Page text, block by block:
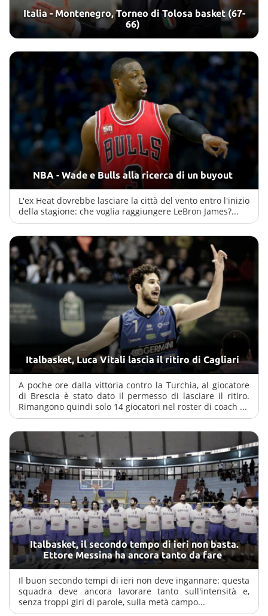
Italia - Montenegro, Torneo di Tolosa basket (67-
66)
NBA - Wade e Bulls alla ricerca di un buyout
L'ex Heat dovrebbe lasciare la città del vento entro l'inizio
della stagione: che voglia raggiungere LeBron James?...
Italbasket, Luca Vitali lascia il ritiro di Cagliari
A poche ore dalla vittoria contro la Turchia, al giocatore
di Brescia è stato dato il permesso di lasciare il ritiro.
Rimangono quindi solo 14 giocatori nel roster di coach ...
Italbasket, il secondo tempo di ieri non basta.
Ettore Messina ha ancora tanto da fare
Il buon secondo tempi di ieri non deve ingannare: questa
squadra deve ancora lavorare tanto sull'intensità e,
senza troppi giri di parole, sulla metà campo...